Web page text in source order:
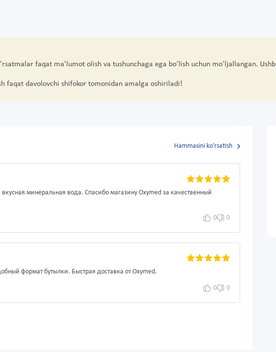
faqat ma'lumot olish va tushunchaga ega bo'lish uchun mo'ljallangan.
faqat davolovchi shifokor tomonidan amalga oshiriladi!
Hammasini ko'rsatish
минеральная вода. Спасибо магазину Oxymed за качественный
0 0
формат бутылки. Быстрая доставка от Oxymed.
0 0